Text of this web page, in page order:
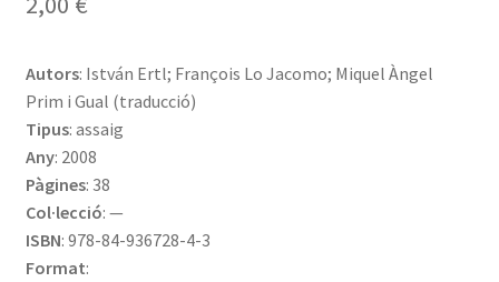
Autors: István Ertl; François Lo Jacomo; Miquel Àngel
Prim i Gual (traducció)
Tipus: assaig
Any: 2008
Pàgines: 38
Col·lecció: —
ISBN: 978-84-936728-4-3
Format: